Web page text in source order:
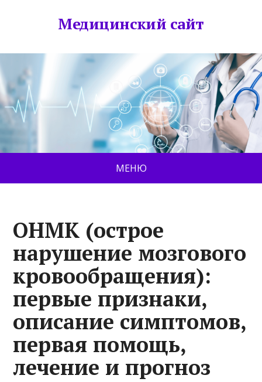
Медицинский сайт
МЕНЮ
ОНМК (острое
нарушение мозгового
кровообращения):
первые признаки,
описание симптомов,
первая помощь,
лечение и прогноз